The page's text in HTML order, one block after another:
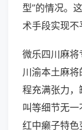
型”的情况。
术手段实现不
微乐四川麻
川渝本土麻
程充满张力
叫等细节无
红中癞子特